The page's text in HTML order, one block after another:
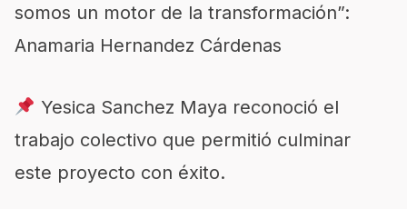
somos un motor de la transformación”:
Anamaria Hernandez Cárdenas
Yesica Sanchez Maya reconoció el
trabajo colectivo que permitió culminar
este proyecto con éxito.